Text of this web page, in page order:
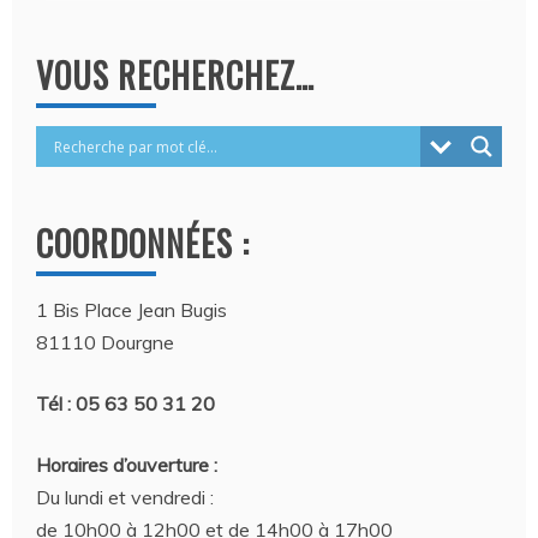
VOUS RECHERCHEZ…
COORDONNÉES :
1 Bis Place Jean Bugis
81110 Dourgne
Tél : 05 63 50 31 20
Horaires d’ouverture :
Du lundi et vendredi :
de 10h00 à 12h00 et de 14h00 à 17h00